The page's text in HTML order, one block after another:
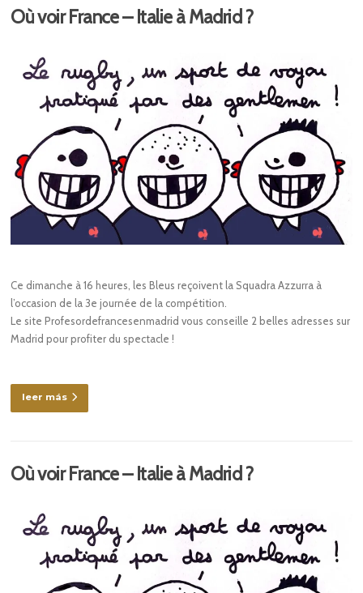
Où voir France – Italie à Madrid ?
Ce dimanche à 16 heures, les Bleus reçoivent la Squadra Azzurra à
l’occasion de la 3e journée de la compétition.
Le site Profesordefrancesenmadrid vous conseille 2 belles adresses sur
Madrid pour profiter du spectacle !
leer más
Où voir France – Italie à Madrid ?